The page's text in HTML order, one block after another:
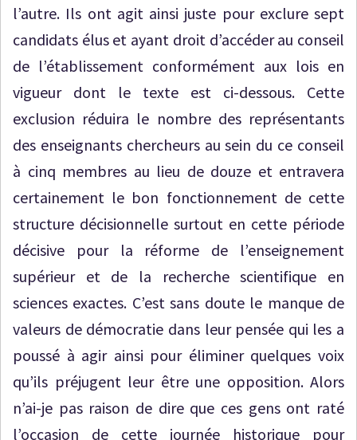
l’autre. Ils ont agit ainsi juste pour exclure sept
candidats élus et ayant droit d’accéder au conseil
de l’établissement conformément aux lois en
vigueur dont le texte est ci-dessous. Cette
exclusion réduira le nombre des représentants
des enseignants chercheurs au sein du ce conseil
à cinq membres au lieu de douze et entravera
certainement le bon fonctionnement de cette
structure décisionnelle surtout en cette période
décisive pour la réforme de l’enseignement
supérieur et de la recherche scientifique en
sciences exactes. C’est sans doute le manque de
valeurs de démocratie dans leur pensée qui les a
poussé à agir ainsi pour éliminer quelques voix
qu’ils préjugent leur être une opposition. Alors
n’ai-je pas raison de dire que ces gens ont raté
l’occasion de cette journée historique pour